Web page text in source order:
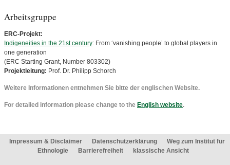
Arbeitsgruppe
ERC-Projekt:
Indigeneities in the 21st century: From ‘vanishing people’ to global players in
one generation
(ERC Starting Grant, Number 803302)
Projektleitung: Prof. Dr. Philipp Schorch
Weitere Informationen entnehmen Sie bitte der englischen Website.
For detailed information please change to the English website.
Impressum & Disclaimer Datenschutzerklärung
Weg zum Institut für
Ethnologie
Barrierefreiheit klassische Ansicht